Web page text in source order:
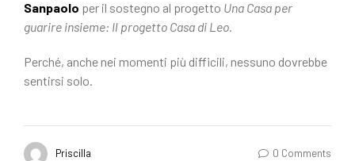
Sanpaolo per il sostegno al progetto Una Casa per
guarire insieme: Il progetto Casa di Leo.
Perché, anche nei momenti più difficili, nessuno dovrebbe
sentirsi solo.
Priscilla 0 Comments